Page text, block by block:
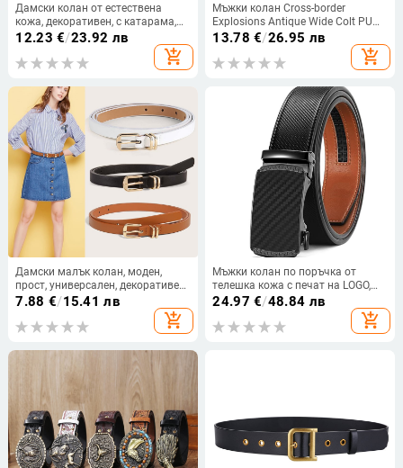
Дамски колан от естествена
кожа, декоративен, с катарама,
сладък, универсален, стилен,
12.23 €/23.92 лв
add_shopping_cart
Мъжки колан Cross-border
Explosions Antique Wide Colt PU
Pin Buckle Casual Fashion Alloy
13.78 €/26.95 лв
add_shopping_cart
Дамски малък колан, моден,
прост, универсален, декоративен,
дънков колан, рокля, дънкова
пола, черен, студентски колан
7.88 €/15.41 лв
add_shopping_cart
Мъжки колан по поръчка от
телешка кожа с печат на LOGO,
висок клас корпоративни
подаръци, производители на
бизнес колани, панталони, кожен
24.97 €/48.84 лв
add_shopping_cart